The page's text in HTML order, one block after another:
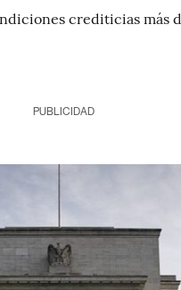
crediticias más
PUBLICIDAD